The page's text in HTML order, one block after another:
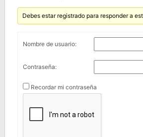
Debes estar registrado para responder a
Nombre de usuario:
Contraseña:
Recordar mi contraseña